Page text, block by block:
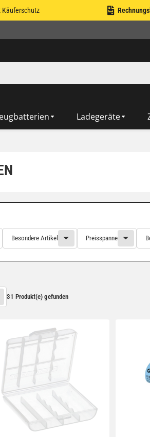
Ladegeräte
Besondere Artikel Preisspanne
31 Produkt(e) gefunden